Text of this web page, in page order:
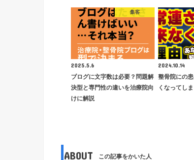
集客
2025.5.6
ブログに文字数は必要？問題解
決型と専門性の違いを治療院向
けに解説
2024.10.14
整骨院にの
くなってし
ABOUT この記事をかいた人